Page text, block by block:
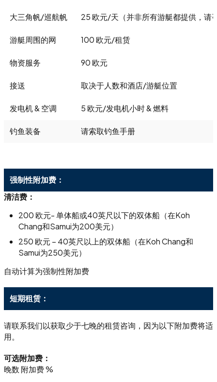
大三角帆/巡航帆 25 欧元/天（并非所有游艇都提供，请
游艇周围的网 100 欧元/租赁
物资服务 90 欧元
接送 取决于人数和酒店/游艇位置
发电机 & 空调 5 欧元/发电机小时 & 燃料
钓鱼装备 请索取钓鱼手册
强制性附加费：
清洁费：
200 欧元- 单体船或40英尺以下的双体船（在Koh
Chang和Samui为200美元）
250 欧元 – 40英尺以上的双体船（在Koh Chang和
Samui为250美元）
自动计算为强制性附加费
短期租赁：
请联系我们以获取少于七晚的租赁咨询，因为以下附加费将适
用。
可选附加费：
晚数 附加费 %